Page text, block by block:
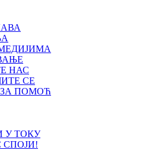
НАС
СЕ
ПОМОЋ
У ТОКУ